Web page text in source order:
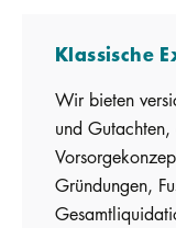
Klassische
Wir bieten
und
Gründungen,